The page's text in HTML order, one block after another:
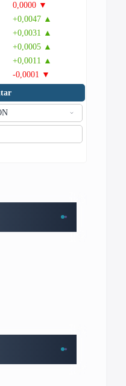
0,0000 ▼
+0,0047 ▲
+0,0031 ▲
+0,0005 ▲
+0,0011 ▲
-0,0001 ▼